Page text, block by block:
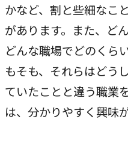
かなど、割と些細なこ
があります。また、ど
どんな職場でどのくら
もそも、それらはどう
ていたことと違う職業
は、分かりやすく興味